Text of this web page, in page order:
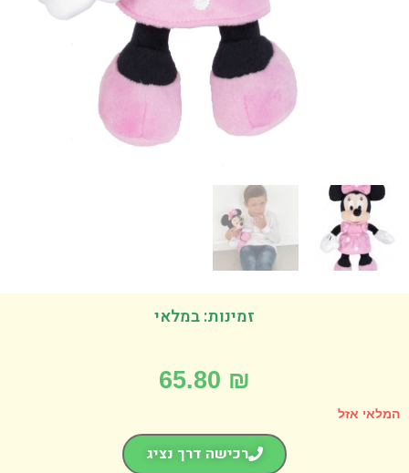
זמינות: במלאי
65.80
אזל
רכישה דרך נציג